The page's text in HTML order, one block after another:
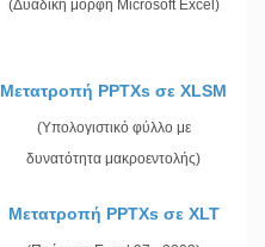
(Δυαδική μορφή Microsoft Excel)
Μετατροπή PPTXs σε XLSM
(Υπολογιστικό φύλλο με
δυνατότητα μακροεντολής)
Μετατροπή PPTXs σε XLT